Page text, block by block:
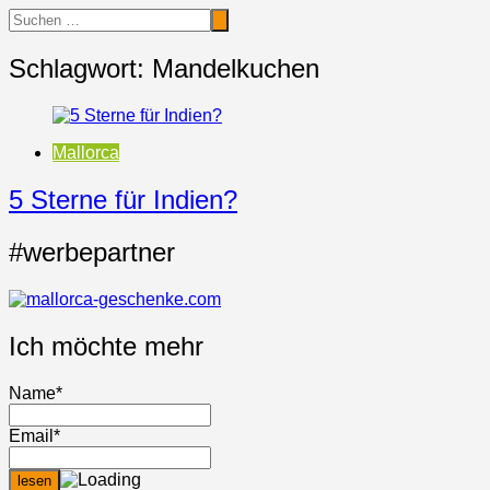
Schlagwort: Mandelkuchen
Mallorca
5 Sterne für Indien?
#werbepartner
Ich möchte mehr
Name*
Email*